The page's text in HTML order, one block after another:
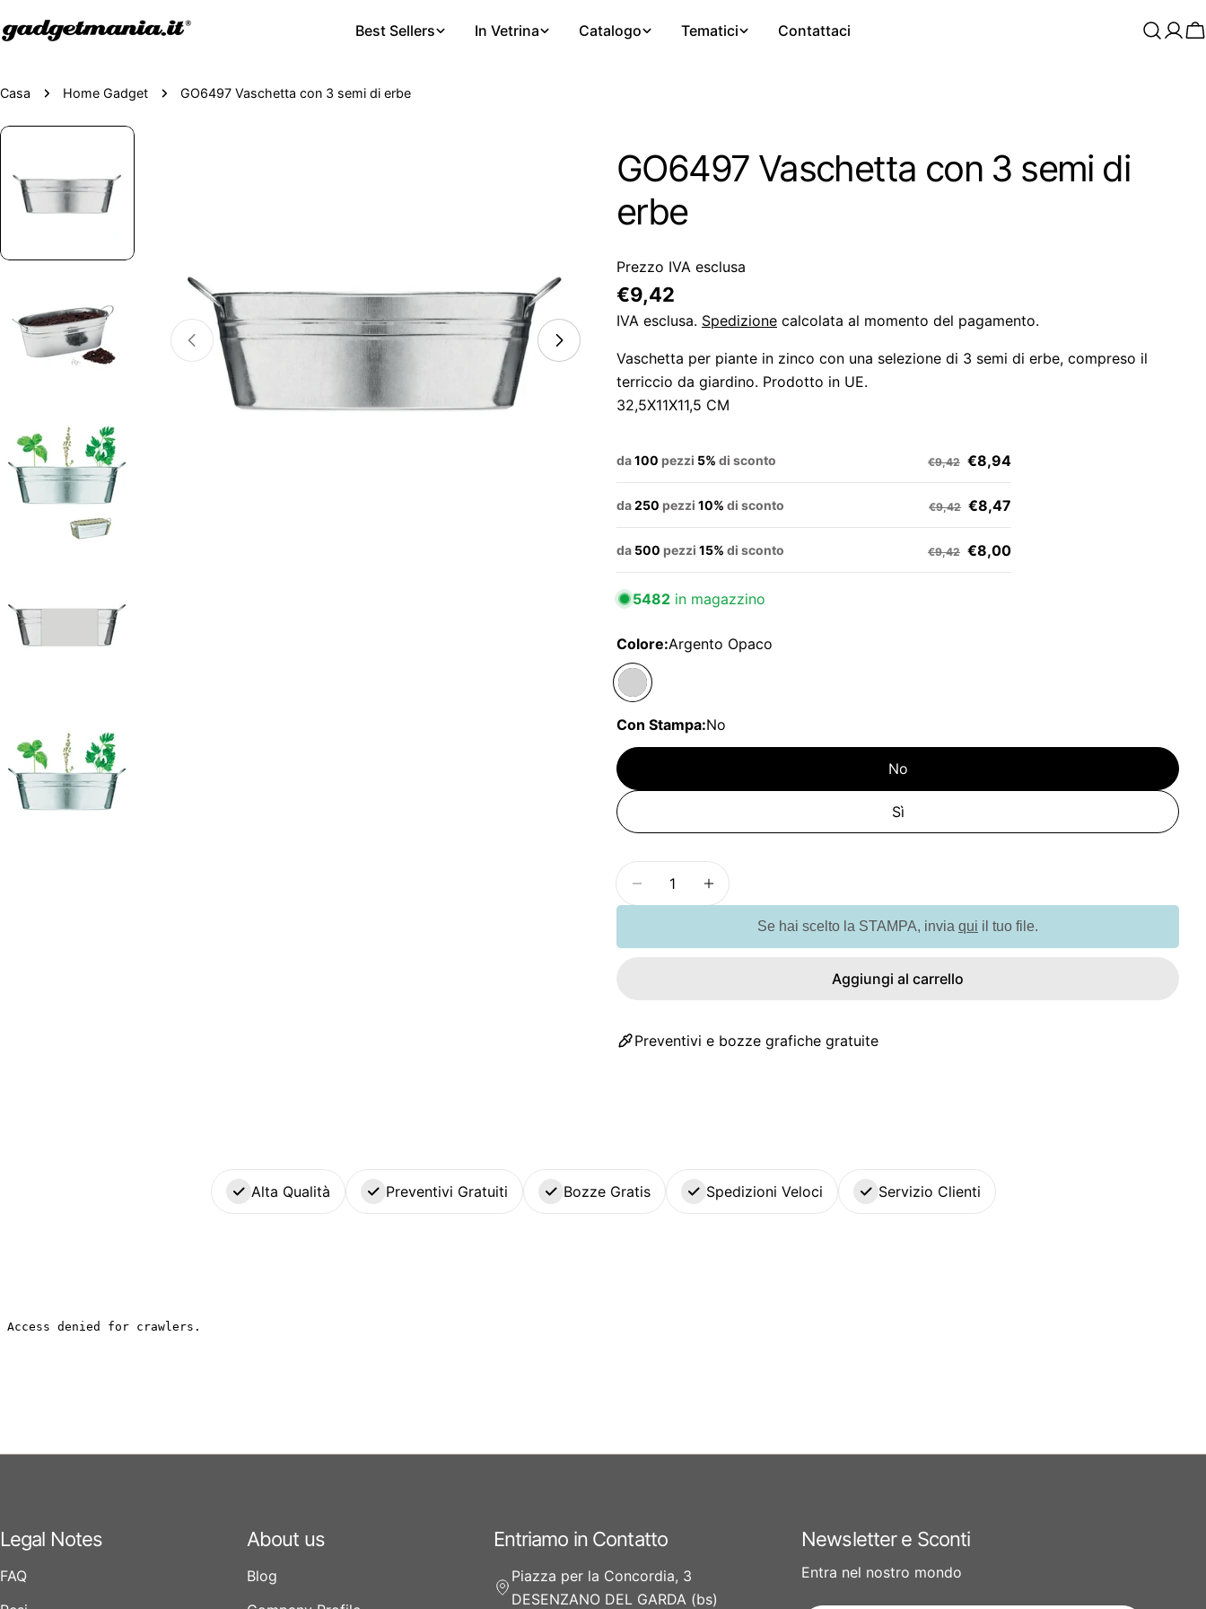
Best Sellers In Vetrina Catalogo Tematici Contattaci
Casa Home Gadget GO6497 Vaschetta con 3 semi di erbe
GO6497 Vaschetta con 3 semi di
erbe
Prezzo IVA esclusa
Prezzo
regolare
€9,42
IVA esclusa. Spedizione calcolata al momento del pagamento.
Vaschetta per piante in zinco con una selezione di 3 semi di erbe, compreso il
terriccio da giardino. Prodotto in UE.
32,5X11X11,5 CM
da100 pezzi 5% di sconto €9,42 €8,94
da250 pezzi 10% di sconto €9,42 €8,47
da 500 pezzi 15% di sconto €9,42 €8,00
5482 in magazzino
Colore:Argento Opaco
Con Stampa:No
No
Sì
Diminuisci la quantità per GO6497 Vaschetta con 3 semi di erbe
Aumenta la quantità per GO6497 Vaschetta con 3 semi di erbe
Se hai scelto la STAMPA, invia qui il tuo file.
Aggiungi al carrello
Preventivi e bozze grafiche gratuite
Alta Qualità Preventivi Gratuiti Bozze Gratis Spedizioni Veloci Servizio Clienti
Legal Notes
FAQ
About us
Blog
Entriamo in Contatto
Piazza per la Concordia, 3
DESENZANO DEL GARDA (bs)
Newsletter e Sconti
Entra nel nostro mondo